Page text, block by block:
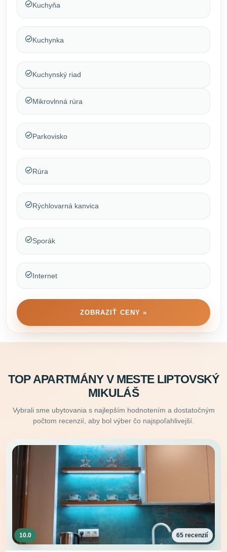
Kuchyňa
Kuchynka
Kuchynský riad
Mikrovlnná rúra
Parkovisko
Rúra
Rýchlovarná kanvica
Sporák
Internet
ZOBRAZIŤ CENY »
TOP APARTMÁNY V MESTE LIPTOVSKÝ
MIKULÁŠ
Vybrali sme ubytovania s najlepším hodnotením a dostatočným
počtom recenzií, aby bol výber čo najspoľahlivejší.
10.0 65 recenzií